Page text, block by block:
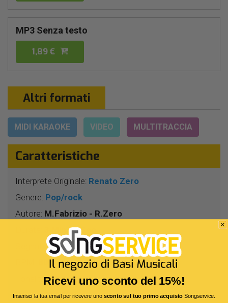
MP3 Senza testo
1,89 €
Altri formati
MIDI KARAOKE VIDEO MULTITRACCIA
Caratteristiche
Interprete Originale: Renato Zero
Genere: Pop/rock
Autore: M.Fabrizio - R.Zero
3 Min 45 Sec
Segnatura:4/4
Tonalità:DO# -
Bitrate:320 Kbit/s
Ricevi uno sconto del 15%!
Inserisci la tua email per ricevere uno sconto sul tuo primo acquistoSongservice.